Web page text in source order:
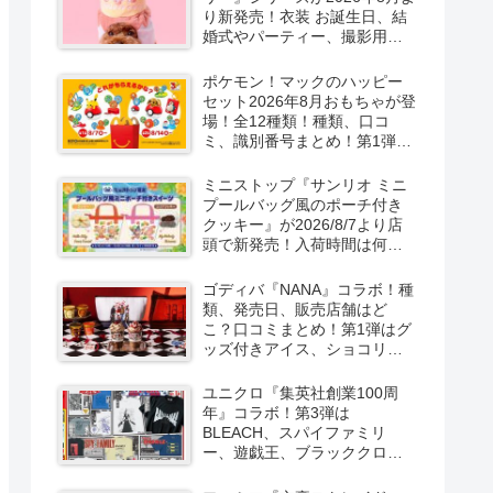
り新発売！衣装 お誕生日、結
婚式やパーティー、撮影用グ
ポケモン！マックのハッピー
セット2026年8月おもちゃが登
場！全12種類！種類、口コ
ミ、識別番号まとめ！第1弾は
ミニストップ『サンリオ ミニ
プールバッグ風のポーチ付き
クッキー』が2026/8/7より店
頭で新発売！入荷時間は何
施！キティ&ダニエル、マイメ
ロ＆クロミの2種類！
ゴディバ『NANA』コラボ！種
類、発売日、販売店舗はど
こ？口コミまとめ！第1弾はグ
ッズ付きアイス、ショコリキ
より新発売！第2弾は限定チョ
コレートなどが2026年10月？
再販売は？
ユニクロ『集英社創業100周
年』コラボ！第3弾は
BLEACH、スパイファミリ
ー、遊戯王、ブラッククロー